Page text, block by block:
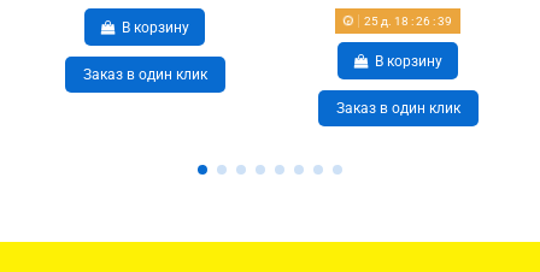
В корзину
Заказ в один клик
25д. 18 :26 :39
В корзину
Заказ в один клик